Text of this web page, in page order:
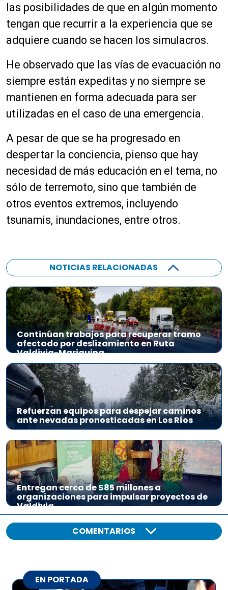
las posibilidades de que en algún momento
tengan que recurrir a la experiencia que se
adquiere cuando se hacen los simulacros.
He observado que las vías de evacuación no
siempre están expeditas y no siempre se
mantienen en forma adecuada para ser
utilizadas en el caso de una emergencia.
A pesar de que se ha progresado en
despertar la conciencia, pienso que hay
necesidad de más educación en el tema, no
sólo de terremoto, sino que también de
otros eventos extremos, incluyendo
tsunamis, inundaciones, entre otros.
NOTICIAS RELACIONADAS
Continúan trabajos para recuperar tramo
afectado por deslizamiento en Ruta
Valdivia-Mariquina
Refuerzan equipos para despejar caminos
ante nevadas pronosticadas en Los Ríos
Entregan cerca de $85 millones a
organizaciones para impulsar proyectos de
Valdivia
COMENTARIOS
EN PORTADA